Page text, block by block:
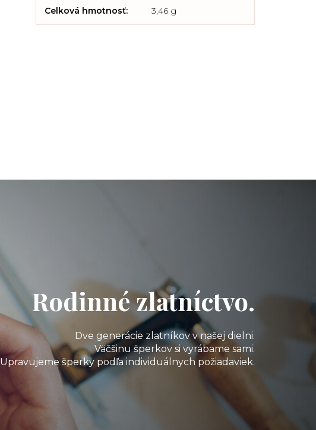
Celková hmotnosť: 3,46 g
Rodinné zlatníctvo.
Dve generácie zlatníkov v našej dielni.
Väčšinu šperkov si vyrábame sami.
Upravujeme šperky podľa individuálnych požiadaviek.